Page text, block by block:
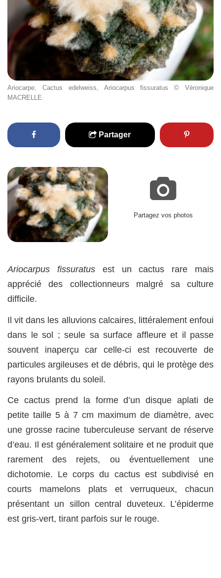
Ariocarpe, Cactus edelweiss, Ariocarpus fissuratus © Véronique
MACRELLE
Partager
Partagez vos photos
Ariocarpus fissuratusest un cactus rare mais
apprécié des collectionneurs malgré sa culture
difficile.
Il vit dans les alluvions calcaires, littéralement enfoui
dans le sol ; seule sa surface affleure et il passe
souvent inaperçu car celle-ci est recouverte de
particules argileuses et de débris, qui le protège des
rayons brulants du soleil.
Ce cactus prend la forme d’un disque aplati de
petite taille 5 à 7 cm maximum de diamètre, avec
une grosse racine tuberculeuse servant de réserve
d’eau. Il est généralement solitaire et ne produit que
rarement des rejets, ou éventuellement une
dichotomie. Le corps du cactus est subdivisé en
courts mamelons plats et verruqueux, chacun
présentant un sillon central duveteux. L’épiderme
est gris-vert, tirant parfois sur le rouge.